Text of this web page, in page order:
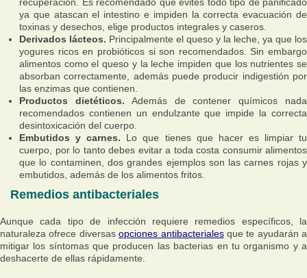
recuperación. Es recomendado que evites todo tipo de panificado
ya que atascan el intestino e impiden la correcta evacuación de
toxinas y desechos, elige productos integrales y caseros.
Derivados lácteos. Principalmente el queso y la leche, ya que los
yogures ricos en probióticos si son recomendados. Sin embargo
alimentos como el queso y la leche impiden que los nutrientes se
absorban correctamente, además puede producir indigestión por
las enzimas que contienen.
Productos dietéticos. Además de contener químicos nada
recomendados contienen un endulzante que impide la correcta
desintoxicación del cuerpo.
Embutidos y carnes. Lo que tienes que hacer es limpiar tu
cuerpo, por lo tanto debes evitar a toda costa consumir alimentos
que lo contaminen, dos grandes ejemplos son las carnes rojas y
embutidos, además de los alimentos fritos.
Remedios antibacteriales
Aunque cada tipo de infección requiere remedios específicos, la
naturaleza ofrece diversasopciones antibacterialesque te ayudarán a
mitigar los síntomas que producen las bacterias en tu organismo y a
deshacerte de ellas rápidamente.